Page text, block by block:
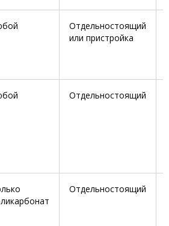
Отдельностоящий
или пристройка
Отдельностоящий
Отдельностоящий